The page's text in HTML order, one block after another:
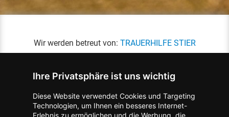
Ihre Privatsphäre ist uns wichtig
Diese Website verwendet Cookies und Targeting
Technologien, um Ihnen ein besseres Internet-
Erlebnis zu ermöglichen und die Werbung, die
Wir werden betreut von: TRAUERHILFE STIER